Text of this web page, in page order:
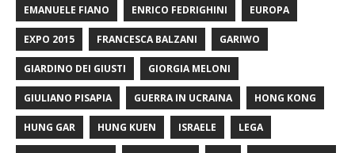
EMANUELE FIANO ENRICO FEDRIGHINI EUROPA
EXPO 2015 FRANCESCA BALZANI GARIWO
GIARDINO DEI GIUSTI GIORGIA MELONI
GIULIANO PISAPIA GUERRA IN UCRAINA HONG KONG
HUNG GAR HUNG KUEN ISRAELE LEGA